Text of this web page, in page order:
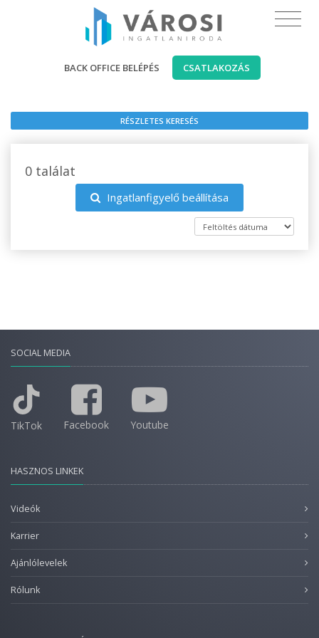
BACK OFFICE BELÉPÉS CSATLAKOZÁS
RÉSZLETES KERESÉS
0 találat
Ingatlanfigyelő beállítása
SOCIAL MEDIA
TikTok Facebook Youtube
HASZNOS LINKEK
Videók
Karrier
Ajánlólevelek
Rólunk